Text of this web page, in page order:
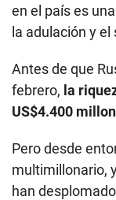
en el país es
la adulación y el
Antes de que
febrero, la
US$4.400
Pero desde
multimillonario,
han